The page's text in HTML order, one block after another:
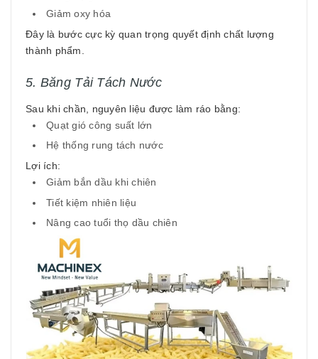
Giảm oxy hóa
Đây là bước cực kỳ quan trọng quyết định chất lượng
thành phẩm.
5. Băng Tải Tách Nước
Sau khi chần, nguyên liệu được làm ráo bằng:
Quạt gió công suất lớn
Hệ thống rung tách nước
Lợi ích:
Giảm bắn dầu khi chiên
Tiết kiệm nhiên liệu
Nâng cao tuổi thọ dầu chiên